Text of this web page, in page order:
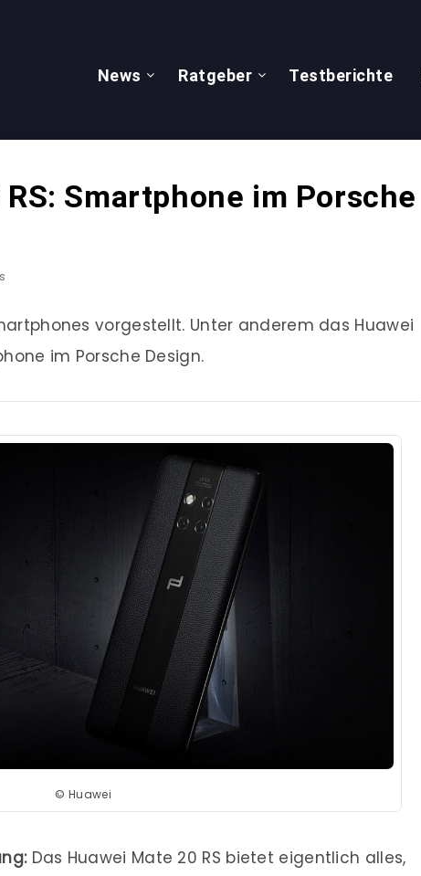
News Ratgeber Testberichte
Smartphone im Porsche
vorgestellt. Unter anderem das Huawei
im Porsche Design.
© Huawei
Das Huawei Mate 20 RS bietet eigentlich alles,